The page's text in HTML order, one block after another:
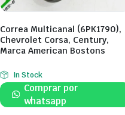
Correa Multicanal (6PK1790),
Chevrolet Corsa, Century,
Marca American Bostons
In Stock
Comprar por
whatsapp